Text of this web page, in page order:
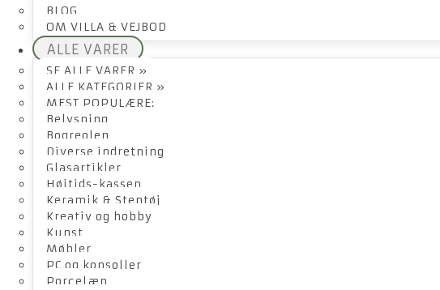
BLOG
OM VILLA & VEJBOD
ALLE VARER
SE ALLE VARER »
ALLE KATEGORIER »
MEST POPULÆRE:
Belysning
Bogreolen
Diverse indretning
Glasartikler
Højtids-kassen
Keramik & Stentøj
Kreativ og hobby
Kunst
Møbler
PC og konsoller
Porcelæn